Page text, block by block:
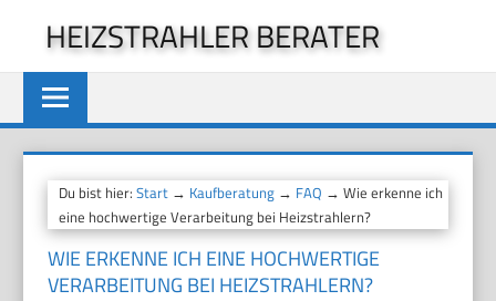
springen
HEIZSTRAHLER BERATER
Du bist hier:Start → Kaufberatung → FAQ → Wie erkenne ich
eine hochwertige Verarbeitung bei Heizstrahlern?
WIE ERKENNE ICH EINE HOCHWERTIGE
VERARBEITUNG BEI HEIZSTRAHLERN?